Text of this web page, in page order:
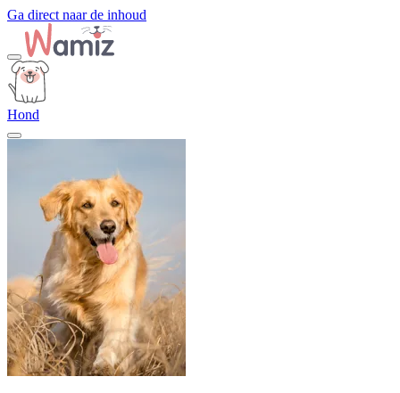
Ga direct naar de inhoud
Hond